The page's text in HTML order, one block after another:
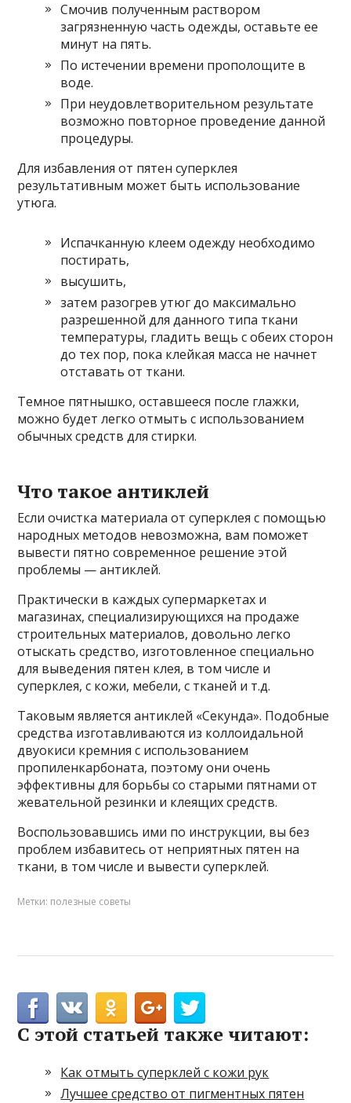
Смочив полученным раствором
загрязненную часть одежды, оставьте ее
минут на пять.
По истечении времени прополощите в
воде.
При неудовлетворительном результате
возможно повторное проведение данной
процедуры.
Для избавления от пятен суперклея
результативным может быть использование
утюга.
Испачканную клеем одежду необходимо
постирать,
высушить,
затем разогрев утюг до максимально
разрешенной для данного типа ткани
температуры, гладить вещь с обеих сторон
до тех пор, пока клейкая масса не начнет
отставать от ткани.
Темное пятнышко, оставшееся после глажки,
можно будет легко отмыть с использованием
обычных средств для стирки.
Что такое антиклей
Если очистка материала от суперклея с помощью
народных методов невозможна, вам поможет
вывести пятно современное решение этой
проблемы — антиклей.
Практически в каждых супермаркетах и
магазинах, специализирующихся на продаже
строительных материалов, довольно легко
отыскать средство, изготовленное специально
для выведения пятен клея, в том числе и
суперклея, с кожи, мебели, с тканей и т.д.
Таковым является антиклей «Секунда». Подобные
средства изготавливаются из коллоидальной
двуокиси кремния с использованием
пропиленкарбоната, поэтому они очень
эффективны для борьбы со старыми пятнами от
жевательной резинки и клеящих средств.
Воспользовавшись ими по инструкции, вы без
проблем избавитесь от неприятных пятен на
ткани, в том числе и вывести суперклей.
Метки: полезные советы
С этой статьей также читают:
Как отмыть суперклей с кожи рук
Лучшее средство от пигментных пятен